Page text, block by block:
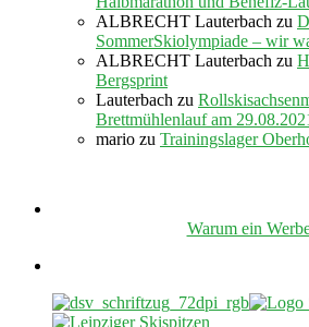
ALBRECHT Lauterbach zu
SommerSkiolympiade – wir
ALBRECHT Lauterbach zu
Bergsprint
Lauterbach zu
Brettmühlenlauf am
mario zu Trainingslager
Warum ein